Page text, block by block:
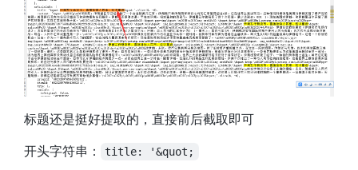
标题还是挺好提取的，直接前后截取即可
开头字符串：
title: '&quot;